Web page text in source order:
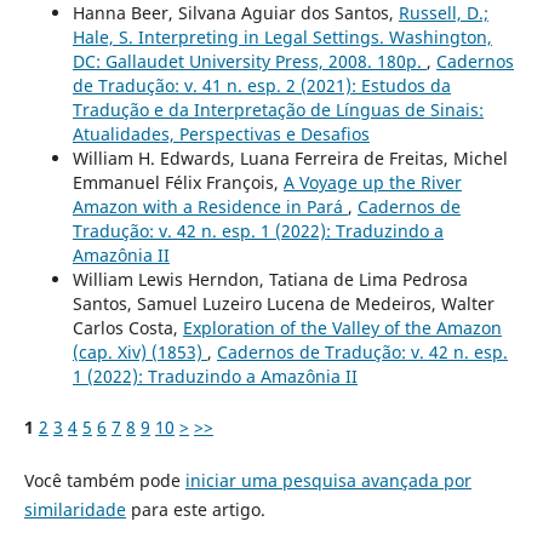
Hanna Beer, Silvana Aguiar dos Santos, Russell, D.;
Hale, S. Interpreting in Legal Settings. Washington,
DC: Gallaudet University Press, 2008. 180p. , Cadernos
de Tradução: v. 41 n. esp. 2 (2021): Estudos da
Tradução e da Interpretação de Línguas de Sinais:
Atualidades, Perspectivas e Desafios
William H. Edwards, Luana Ferreira de Freitas, Michel
Emmanuel Félix François, A Voyage up the River
Amazon with a Residence in Pará , Cadernos de
Tradução: v. 42 n. esp. 1 (2022): Traduzindo a
Amazônia II
William Lewis Herndon, Tatiana de Lima Pedrosa
Santos, Samuel Luzeiro Lucena de Medeiros, Walter
Carlos Costa, Exploration of the Valley of the Amazon
(cap. Xiv) (1853) , Cadernos de Tradução: v. 42 n. esp.
1 (2022): Traduzindo a Amazônia II
1 2 3 4 5 6 7 8 9 10 > >>
Você também pode iniciar uma pesquisa avançada por
similaridadepara este artigo.